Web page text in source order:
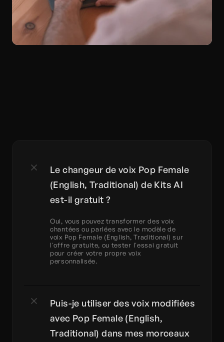
Le changeur de voix Pop Female
(English, Traditional) de Kits AI
est-il gratuit ?
Oui, vous pouvez transformer des voix
chantées ou parlées avec le modèle de
voix Pop Female (English, Traditional) sur
l'offre gratuite, ou tester l'essai gratuit
pour créer votre propre voix
personnalisée.
Puis-je utiliser des voix modifiées
avec Pop Female (English,
Traditional) dans mes morceaux